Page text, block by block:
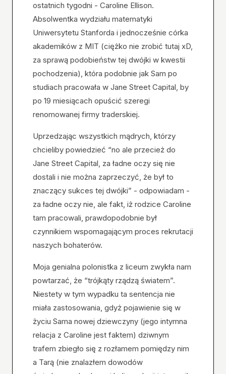
ostatnich tygodni - Caroline Ellison.
Absolwentka wydziału matematyki
Uniwersytetu Stanforda i jednocześnie córka
akademików z MIT (ciężko nie zrobić tutaj xD,
za sprawą podobieństw tej dwójki w kwestii
pochodzenia), która podobnie jak Sam po
studiach pracowała w Jane Street Capital, by
po 19 miesiącach opuścić szeregi
renomowanej firmy traderskiej.
Uprzedzając wszystkich mądrych, którzy
chcieliby powiedzieć “no ale przecież do
Jane Street Capital, za ładne oczy się nie
dostali i nie można zaprzeczyć, że był to
znaczący sukces tej dwójki” - odpowiadam -
za ładne oczy nie, ale fakt, iż rodzice Caroline
tam pracowali, prawdopodobnie był
czynnikiem wspomagającym proces rekrutacji
naszych bohaterów.
Moja genialna polonistka z liceum zwykła nam
powtarzać, że “trójkąty rządzą światem”.
Niestety w tym wypadku ta sentencja nie
miała zastosowania, gdyż pojawienie się w
życiu Sama nowej dziewczyny (jego intymna
relacja z Caroline jest faktem) dziwnym
trafem zbiegło się z rozłamem pomiędzy nim
a Tarą (nie znalazłem dowodów